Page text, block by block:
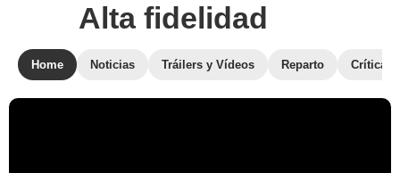
Alta fidelidad
Home Noticias Tráilers y Vídeos Reparto Críticas